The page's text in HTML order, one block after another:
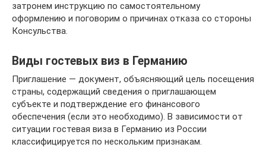
затронем инструкцию по самостоятельному
оформлению и поговорим о причинах отказа со стороны
Консульства.
Виды гостевых виз в Германию
Приглашение — документ, объясняющий цель посещения
страны, содержащий сведения о приглашающем
субъекте и подтверждение его финансового
обеспечения (если это необходимо). В зависимости от
ситуации гостевая виза в Германию из России
классифицируется по нескольким признакам.